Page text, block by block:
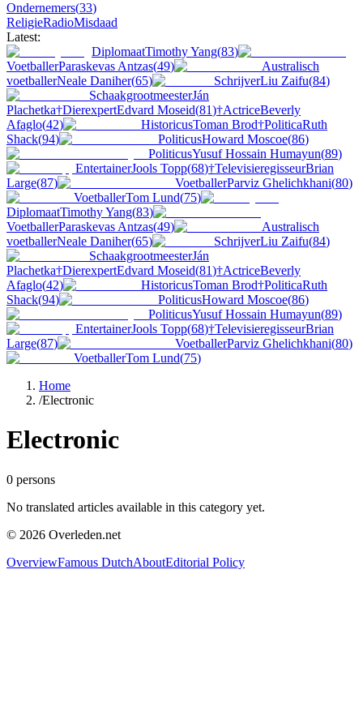
Ondernemers(33)
ReligieRadioMisdaad
Latest:
DiplomaatTimothy Yang(83)
VoetballerParaskevas Antzas(49)
Australisch
voetballerNeale Daniher(65) SchrijverLiu Zaifu(84)
SchaakgrootmeesterJán
Plachetka†DierexpertEdvard Moseid(81)†ActriceBeverly
Afaglo(42) HistoricusToman Brod†PoliticaRuth
Shack(94) PoliticusHoward Moscoe(86)
PoliticusYusuf Hossain Humayun(89)
EntertainerJools Topp(68)†TelevisieregisseurBrian
Large(87) VoetballerParviz Ghelichkhani(80)
VoetballerTom Lund(75)
DiplomaatTimothy Yang(83)
VoetballerParaskevas Antzas(49)
Australisch
voetballerNeale Daniher(65) SchrijverLiu Zaifu(84)
SchaakgrootmeesterJán
Plachetka†DierexpertEdvard Moseid(81)†ActriceBeverly
Afaglo(42) HistoricusToman Brod†PoliticaRuth
Shack(94) PoliticusHoward Moscoe(86)
PoliticusYusuf Hossain Humayun(89)
EntertainerJools Topp(68)†TelevisieregisseurBrian
Large(87) VoetballerParviz Ghelichkhani(80)
VoetballerTom Lund(75)
Home
/Electronic
Electronic
0 persons
No translated articles available in this category yet.
© 2026 Overleden.net
OverviewFamous DutchAboutEditorial Policy